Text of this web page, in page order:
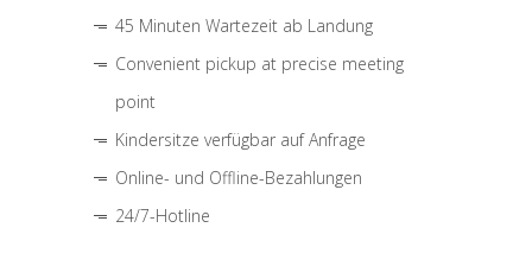
45 Minuten Wartezeit ab Landung
Convenient pickup at precise meeting
point
Kindersitze verfügbar auf Anfrage
Online- und Offline-Bezahlungen
24/7-Hotline